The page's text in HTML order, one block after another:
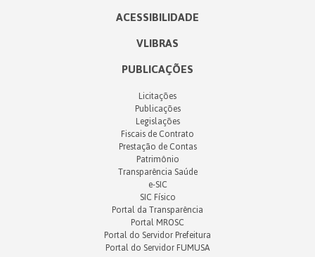
ACESSIBILIDADE
VLIBRAS
PUBLICAÇÕES
Licitações
Publicações
Legislações
Fiscais de Contrato
Prestação de Contas
Patrimônio
Transparência Saúde
e-SIC
SIC Físico
Portal da Transparência
Portal MROSC
Portal do Servidor Prefeitura
Portal do Servidor FUMUSA